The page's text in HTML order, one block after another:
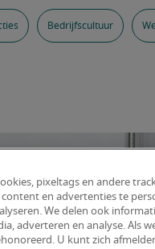
Bedrijfscultuur
pixeltags en andere
en advertenties te
We delen ook
adverteren en analyse. Als
U kunt zich